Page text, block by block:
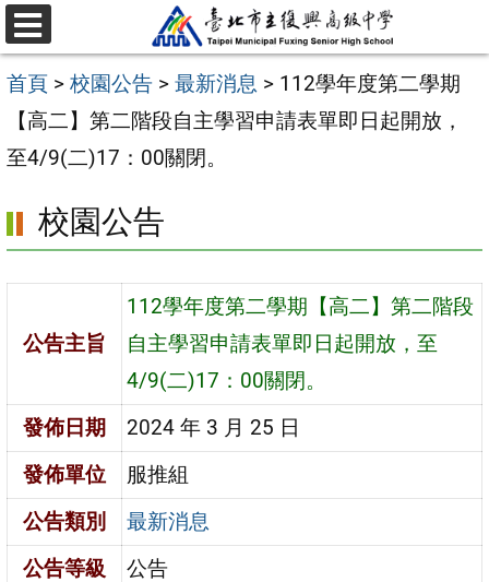
跳
至
主
要
內
區
選
單
首頁 > 校園公告 > 最新消息 > 112學年度第二學期
【高二】第二階段自主學習申請表單即日起開放，
至4/9(二)17：00關閉。
校園公告
公告主旨
112學年度第二學期【高二】第二階段
自主學習申請表單即日起開放，至
4/9(二)17：00關閉。
發佈日期
2024 年 3 月 25 日
發佈單位
服推組
公告類別
最新消息
公告等級
公告